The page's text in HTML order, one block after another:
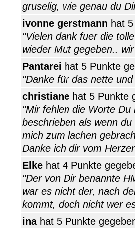
gruselig, wie genau du
ivonne gerstmann hat
"Vielen dank fuer die
wieder Mut gegeben..
Pantarei hat 5 Punkte
"Danke für das nette
christiane hat 5 Punkte
"Mir fehlen die Worte Du
beschrieben als wenn
mich zum lachen
Danke ich dir vom
Elke hat 4 Punkte
"Der von Dir benannte
war es nicht der, nach
kommt, doch nicht wer
inahat 5 Punkte